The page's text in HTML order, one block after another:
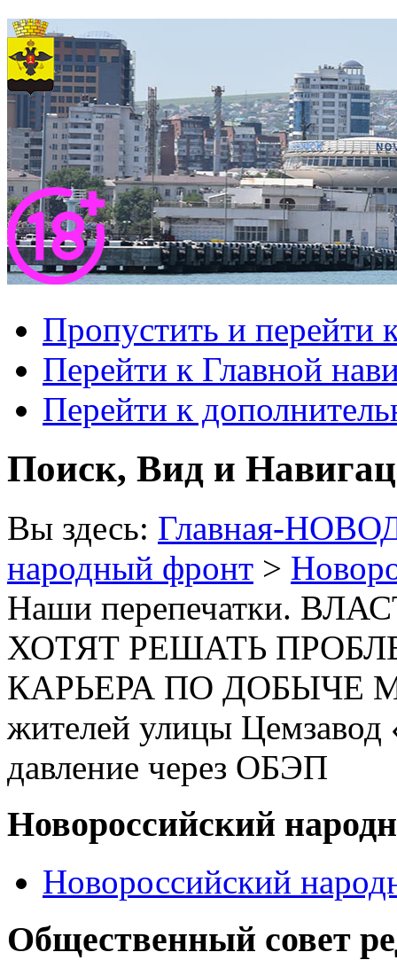
Пропустить и перейти
Перейти к Главной
Перейти к
Поиск, Вид и
Вы здесь: Главная-
народный фронт >
Наши перепечатки.
ХОТЯТ РЕШАТЬ
КАРЬЕРА ПО ДОБЫЧЕ
жителей улицы Цемзавод
давление через ОБЭП
Новороссийский
Новороссийский
Общественный совет